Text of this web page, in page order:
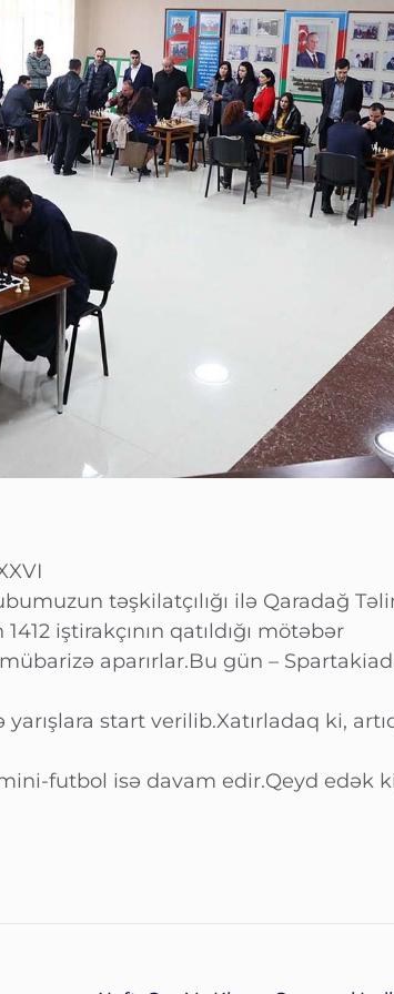
təşkilatçılığı ilə Qaradağ
iştirakçının qatıldığı mötəbər
aparırlar.Bu gün –
start verilib.Xatırladaq ki,
futbol isə davam edir.Qeyd edək